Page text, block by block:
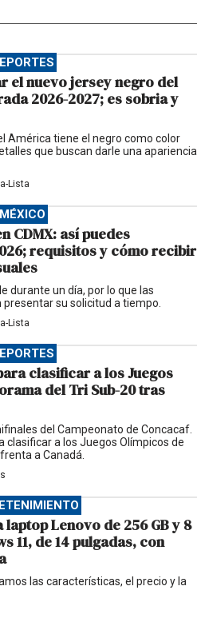
el nuevo jersey negro del
2026-2027; es sobria y
América tiene el negro como color
que buscan darle una apariencia
Lista
MÉXICO
CDMX: así puedes
requisitos y cómo recibir
durante un día, por lo que las
su solicitud a tiempo.
Lista
clasificar a los Juegos
del Tri Sub-20 tras
del Campeonato de Concacaf.
clasificar a los Juegos Olímpicos de
a Canadá.
Lenovo de 256 GB y 8
11, de 14 pulgadas, con
las características, el precio y la